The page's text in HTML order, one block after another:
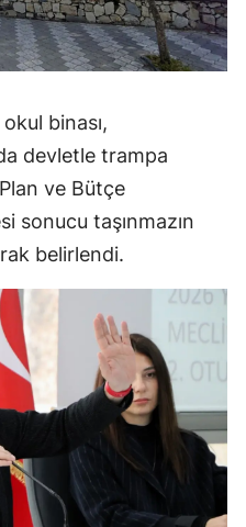
binası,
devletle trampa
ve Bütçe
sonucu taşınmazın
belirlendi.